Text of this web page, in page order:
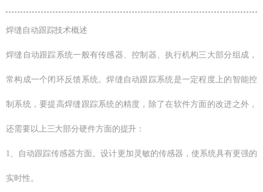
焊缝自动跟踪技术概述
焊缝自动跟踪系统一般有传感器、控制器、执行机构三大部分组成，
常构成一个闭环反馈系统。焊缝自动跟踪系统是一定程度上的智能控
制系统，要提高焊缝跟踪系统的精度，除了在软件方面的改进之外，
还需要以上三大部分硬件方面的提升：
1、自动跟踪传感器方面。设计更加灵敏的传感器，使系统具有更强的
实时性。